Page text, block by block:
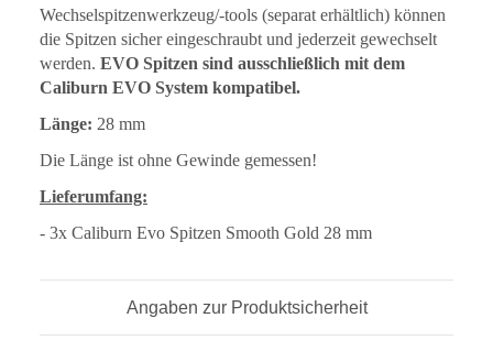
Wechselspitzenwerkzeug/-tools (separat erhältlich) können
die Spitzen sicher eingeschraubt und jederzeit gewechselt
werden. EVO Spitzen sind ausschließlich mit dem
Caliburn EVO System kompatibel.
Länge: 28 mm
Die Länge ist ohne Gewinde gemessen!
Lieferumfang:
- 3x Caliburn Evo Spitzen Smooth Gold 28 mm
Angaben zur Produktsicherheit